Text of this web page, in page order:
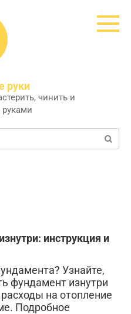
руки
чинить и
инструкция и
Узнайте,
фундамент изнутри
на отопление
Подробное